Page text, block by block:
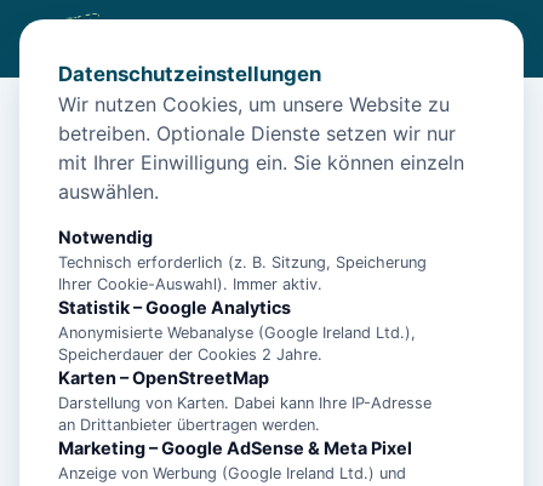
/Unterkünfte /Norden/
Norden: Ferienhaus für 4 Personen (60 m²)
Norden: Ferienhaus für 4 Personen
(60 m²)
26506 Norden
Datenschutzeinstellungen
Wir nutzen Cookies, um unsere Website zu
betreiben. Optionale Dienste setzen wir nur
mit Ihrer Einwilligung ein. Sie können einzeln
auswählen.
Notwendig
Technisch erforderlich (z. B. Sitzung, Speicherung
Ihrer Cookie-Auswahl). Immer aktiv.
Statistik – Google Analytics
Anonymisierte Webanalyse (Google Ireland Ltd.),
Speicherdauer der Cookies 2 Jahre.
Karten – OpenStreetMap
Darstellung von Karten. Dabei kann Ihre IP-Adresse
an Drittanbieter übertragen werden.
Marketing – Google AdSense & Meta Pixel
Anzeige von Werbung (Google Ireland Ltd.) und